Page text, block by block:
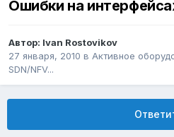
Ошибки на
Автор: Ivan Rostovikov
27 января, 2010 в Активное
SDN/NFV...